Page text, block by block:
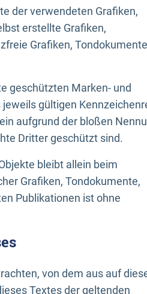
der verwendeten Grafiken,
erstellte Grafiken,
Grafiken,
geschützten Marken- und
gültigen
aufgrund der bloßen
Dritter geschützt sind.
bleibt allein beim
Grafiken, Tondokumente,
Publikationen ist ohne
von dem aus auf
Textes der geltenden